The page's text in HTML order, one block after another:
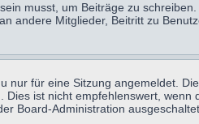
musst, um Beiträge zu
andere Mitglieder, Beitritt zu
nur für eine Sitzung angemeldet.
ist nicht empfehlenswert,
Board-Administration ausgeschaltet.